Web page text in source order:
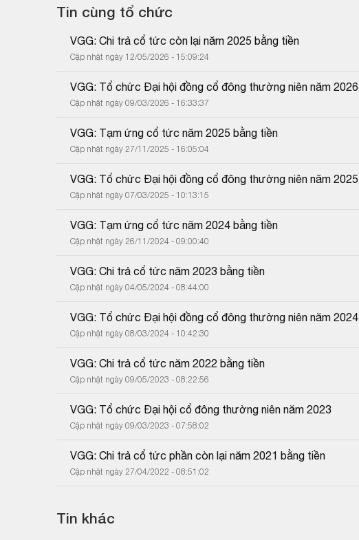
Tin cùng tổ chức
VGG: Chi trả cổ tức còn lại năm 2025 bằng tiền
Cập nhật ngày 12/05/2026 - 15:09:24
VGG: Tổ chức Đại hội đồng cổ đông thường niên năm 2026
Cập nhật ngày 09/03/2026 - 16:33:37
VGG: Tạm ứng cổ tức năm 2025 bằng tiền
Cập nhật ngày 27/11/2025 - 16:05:04
VGG: Tổ chức Đại hội đồng cổ đông thường niên năm 2025
Cập nhật ngày 07/03/2025 - 10:13:15
VGG: Tạm ứng cổ tức năm 2024 bằng tiền
Cập nhật ngày 26/11/2024 - 09:00:40
VGG: Chi trả cổ tức năm 2023 bằng tiền
Cập nhật ngày 04/05/2024 - 08:44:00
VGG: Tổ chức Đại hội đồng cổ đông thường niên năm 2024
Cập nhật ngày 08/03/2024 - 10:42:30
VGG: Chi trả cổ tức năm 2022 bằng tiền
Cập nhật ngày 09/05/2023 - 08:22:56
VGG: Tổ chức Đại hội cổ đông thường niên năm 2023
Cập nhật ngày 09/03/2023 - 07:58:02
VGG: Chi trả cổ tức phần còn lại năm 2021 bằng tiền
Cập nhật ngày 27/04/2022 - 08:51:02
Tin khác